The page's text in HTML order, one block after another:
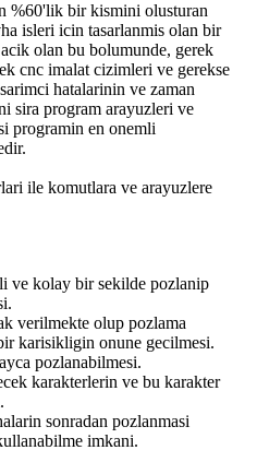
%60'lik bir kismini olusturan
isleri icin tasarlanmis olan bir
olan bu bolumunde, gerek
cnc imalat cizimleri ve gerekse
hatalarinin ve zaman
sira program arayuzleri ve
programin en onemli
ile komutlara ve arayuzlere
ve kolay bir sekilde pozlanip
verilmekte olup pozlama
karisikligin onune gecilmesi.
pozlanabilmesi.
karakterlerin ve bu karakter
sonradan pozlanmasi
imkani.